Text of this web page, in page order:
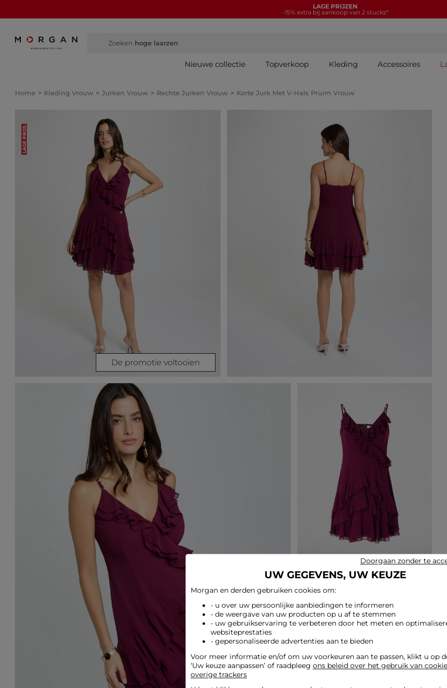
LAGE PRIJZEN
-15% extra bij aankoop van 2 stucks*
Zoeken hoge laar
Nieuwe collectie Topverkoop Kleding Accessoires
Home Kleding Vrouw Jurken Vrouw Rechte Jurken Vrouw Korte Jurk Met V-Hals Pruim Vrouw
De promotie voltooien
LAGE PRIJS
UW GEGEVENS, UW KEUZE
Morgan en derden gebruiken cookies om:
- u over uw persoonlijke aanbiedingen te informeren
- de weergave van uw producten op u af te stemmen
- uw gebruikservaring te verbeteren door het meten en
websiteprestaties
- gepersonaliseerde advertenties aan te bieden
Voor meer informatie en/of om uw voorkeuren aan te passen, klikt u op
‘Uw keuze aanpassen’ of raadpleeg ons beleid over het gebruik van
overige trackers
Doorgaan zonder te